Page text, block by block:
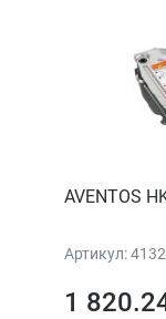
AVENTOS
Артикул:
1